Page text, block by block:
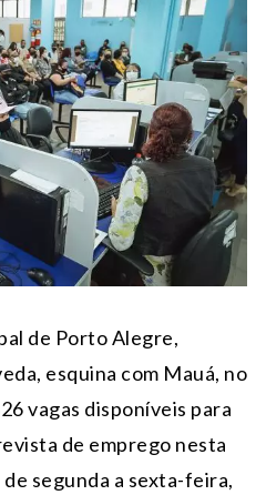
de Porto Alegre,
esquina com Mauá, no
vagas disponíveis para
de emprego nesta
segunda a sexta-feira,